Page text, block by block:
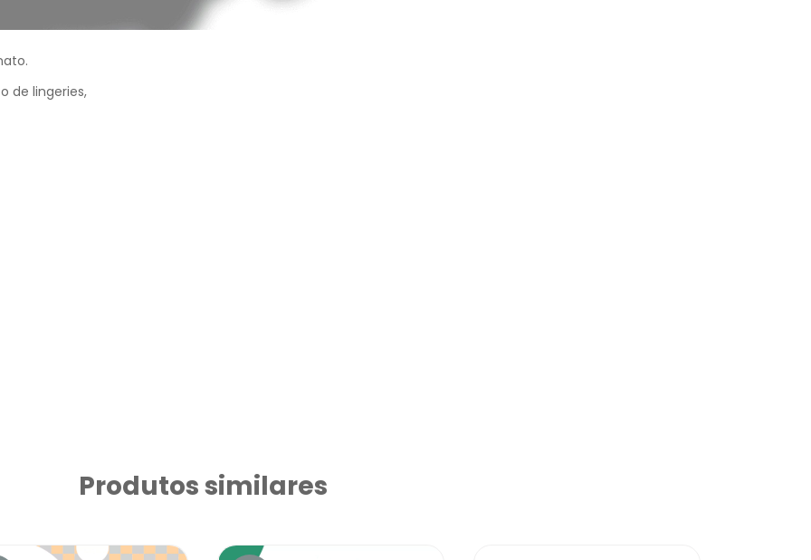
de lingeries,
Produtos similares